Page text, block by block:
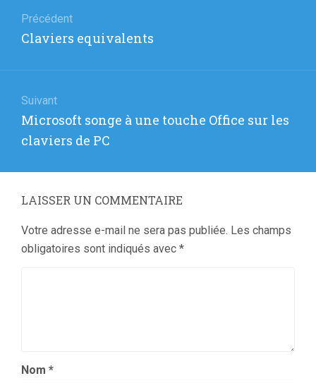
de
l’article
Précédent
Article
Claviers equivalents
Suivant
Article
suivant
Microsoft songe à une touche Office sur les
claviers de PC
LAISSER UN COMMENTAIRE
Votre adresse e-mail ne sera pas publiée. Les champs
obligatoires sont indiqués avec *
Nom *